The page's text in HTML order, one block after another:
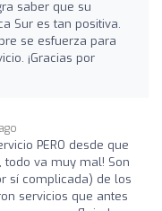
saber que su
Sur es tan positiva.
se esfuerza para
¡Gracias por
PERO desde que
va muy mal! Son
sí complicada) de los
servicios que antes